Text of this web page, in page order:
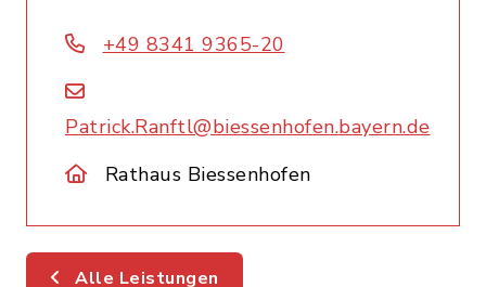
+49 8341 9365-20
Patrick.Ranftl@biessenhofen.bayern.de
Rathaus Biessenhofen
Alle Leistungen